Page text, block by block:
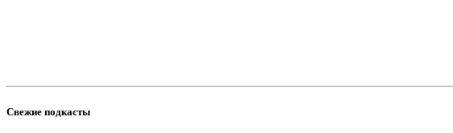
Свежие подкасты